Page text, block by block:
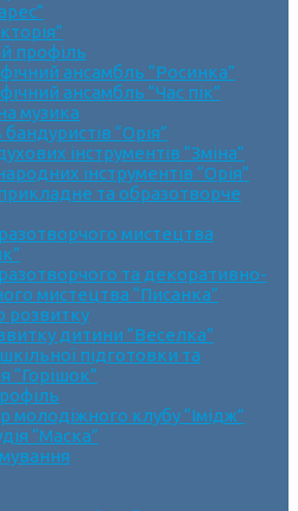
профіль
ансамбль “Росинка”
ансамбль “Час пік”
музика
“Орія”
інструментів “Зміна”
інструментів “Орія”
та образотворче
мистецтва
та декоративно-
мистецтва “Писанка”
розвитку
дитини “Веселка”
підготовки та
“Горішок”
молодіжного клубу “Імідж”
“Маска”